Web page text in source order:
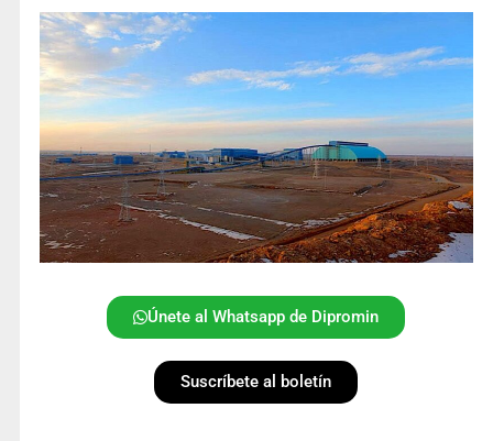
Únete al Whatsapp de Dipromin
Suscríbete al boletín